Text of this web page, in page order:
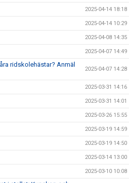
2025-04-14 18:18
2025-04-14 10:29
2025-04-08 14:35
2025-04-07 14:49
ridskolehästar? Anmäl
2025-04-07 14:28
2025-03-31 14:16
2025-03-31 14:01
2025-03-26 15:55
2025-03-19 14:59
2025-03-19 14:50
2025-03-14 13:00
2025-03-10 10:08